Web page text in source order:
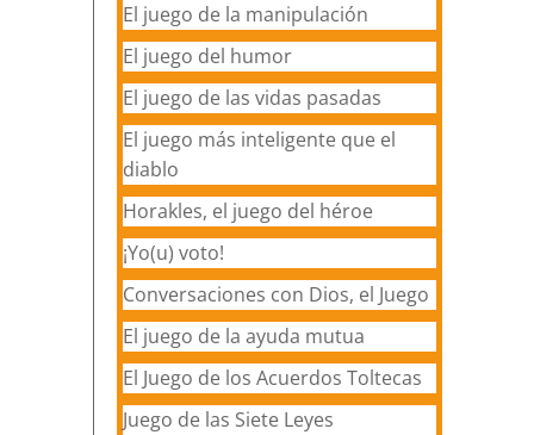
El juego de la manipulación
El juego del humor
El juego de las vidas pasadas
El juego más inteligente que el
diablo
Horakles, el juego del héroe
¡Yo(u) voto!
Conversaciones con Dios, el Juego
El juego de la ayuda mutua
El Juego de los Acuerdos Toltecas
Juego de las Siete Leyes